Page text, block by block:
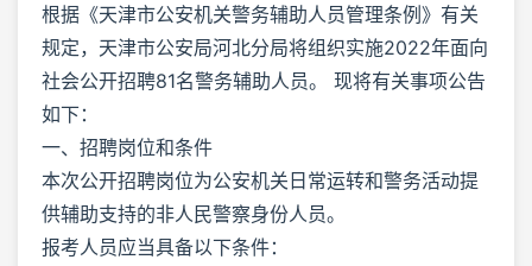
根据《天津市公安机关警务辅助人员管理条例》有关
规定，天津市公安局河北分局将组织实施2022年面向
社会公开招聘81名警务辅助人员。 现将有关事项公告
如下：
一、招聘岗位和条件
本次公开招聘岗位为公安机关日常运转和警务活动提
供辅助支持的非人民警察身份人员。
报考人员应当具备以下条件：